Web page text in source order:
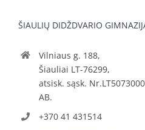
ŠIAULIŲ DIDŽDVARIO
Vilniaus g. 188,
Šiauliai LT-76299,
atsisk. sąsk.
AB.
+370 41 431514